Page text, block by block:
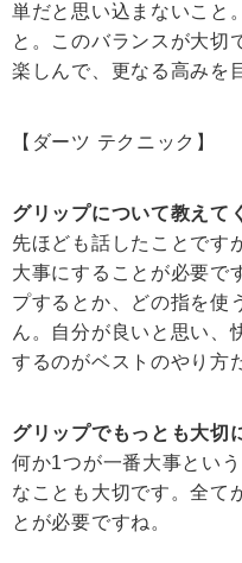
単だと思い込まないこと
と。このバランスが大切
楽しんで、更なる高みを
【ダーツ テクニック】
グリップについて教えて
先ほども話したことです
大事にすることが必要で
プするとか、どの指を使
ん。自分が良いと思い、
するのがベストのやり方
グリップでもっとも大切
何か1つが一番大事とい
なことも大切です。全て
とが必要ですね。